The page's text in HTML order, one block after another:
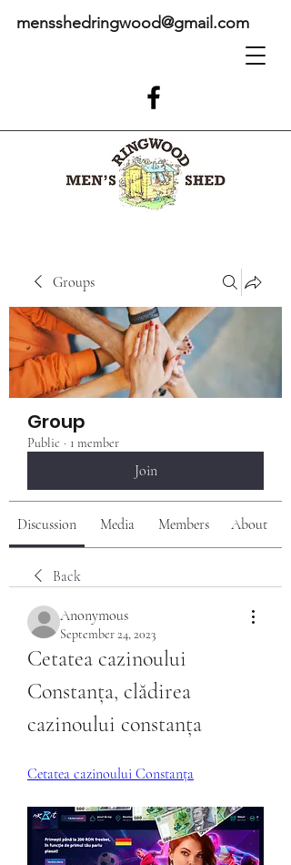
mensshedringwood@gmail.com
Groups
Group
Public · 1 member
Join
Discussion Media Members About
Back
Anonymous
September 24, 2023
Cetatea cazinoului
Constanța, clădirea
cazinoului constanța
Cetatea cazinoului Constanța